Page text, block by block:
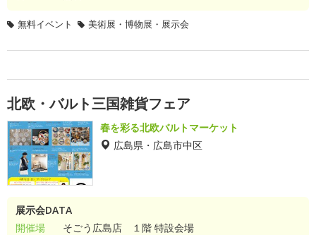
無料イベント 美術展・博物展・展示会
北欧・バルト三国雑貨フェア
春を彩る北欧バルトマーケット
広島県・広島市中区
展示会DATA
開催場
そごう広島店 １階 特設会場